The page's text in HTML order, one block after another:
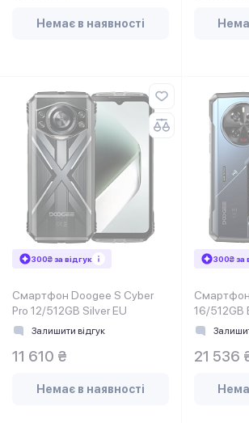
Немає в наявності
300₴ за відгук
Смартфон Doogee S Cyber
Pro 12/512GB Silver EU
Залишити відгук
11 610 ₴
Немає в наявності
300₴ за
16/512GB
21 536